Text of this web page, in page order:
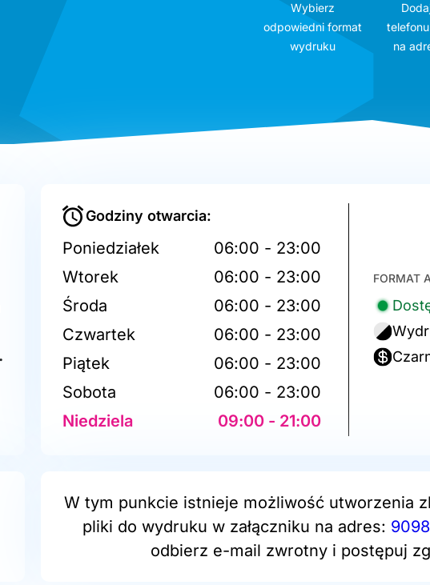
Wybierz
odpowiedni format
wydruku
na
Godziny otwarcia:
Poniedziałek
06:00 - 23:00
Wtorek
06:00 - 23:00
Środa
06:00 - 23:00
Czwartek
06:00 - 23:00
Piątek
06:00 - 23:00
Sobota
06:00 - 23:00
Niedziela
09:00 - 21:00
FORMAT
W tym punkcie istnieje możliwość utworzenia
pliki do wydruku w załączniku na adres:
odbierz e-mail zwrotny i postępuj